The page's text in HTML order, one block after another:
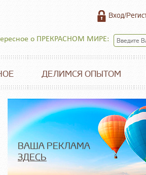
Вход/
о ПРЕКРАСНОМ МИРЕ:
ДЕЛИМСЯ ОПЫТОМ
ВАША РЕКЛАМА
ЗДЕСЬ